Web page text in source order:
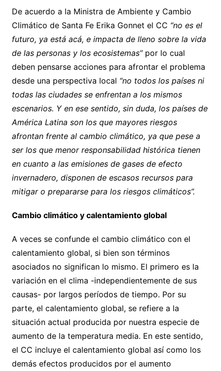
De acuerdo a la Ministra de Ambiente y Cambio
Climático de Santa Fe Erika Gonnet el CC “no es el
futuro, ya está acá, e impacta de lleno sobre la vida
de las personas y los ecosistemas” por lo cual
deben pensarse acciones para afrontar el problema
desde una perspectiva local “no todos los países ni
todas las ciudades se enfrentan a los mismos
escenarios. Y en ese sentido, sin duda, los países de
América Latina son los que mayores riesgos
afrontan frente al cambio climático, ya que pese a
ser los que menor responsabilidad histórica tienen
en cuanto a las emisiones de gases de efecto
invernadero, disponen de escasos recursos para
mitigar o prepararse para los riesgos climáticos”.
Cambio climático y calentamiento global
A veces se confunde el cambio climático con el
calentamiento global, si bien son términos
asociados no significan lo mismo. El primero es la
variación en el clima -independientemente de sus
causas- por largos períodos de tiempo. Por su
parte, el calentamiento global, se refiere a la
situación actual producida por nuestra especie de
aumento de la temperatura media. En este sentido,
el CC incluye el calentamiento global así como los
demás efectos producidos por el aumento